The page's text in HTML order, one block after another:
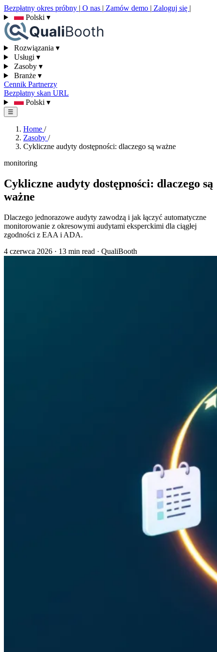
Bezpłatny okres próbny | O nas | Zamów demo | Zaloguj się |
Polski ▾
Rozwiązania ▾
Usługi ▾
Zasoby ▾
Branże ▾
Cennik Partnerzy
Bezpłatny skan URL
Polski ▾
☰
Home /
Zasoby /
Cykliczne audyty dostępności: dlaczego są ważne
monitoring
Cykliczne audyty dostępności: dlaczego są
ważne
Dlaczego jednorazowe audyty zawodzą i jak łączyć automatyczne
monitorowanie z okresowymi audytami eksperckimi dla ciągłej
zgodności z EAA i ADA.
4 czerwca 2026 · 13 min read · QualiBooth